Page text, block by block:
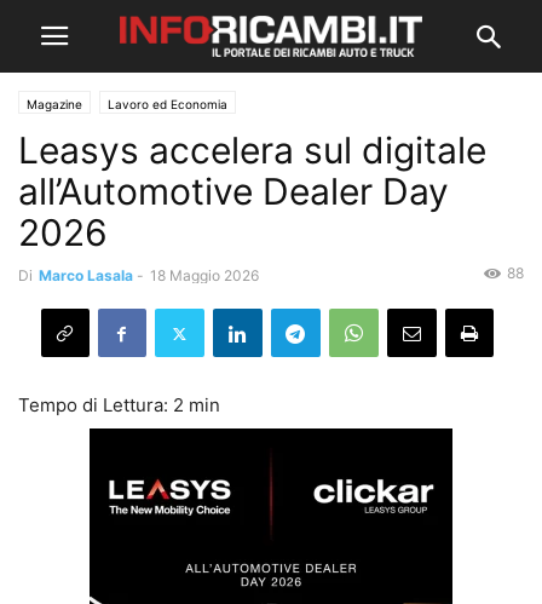
Magazine Lavoro ed Economia
Leasys accelera sul digitale
all’Automotive Dealer Day
2026
Di Marco Lasala - 18 Maggio 2026 88